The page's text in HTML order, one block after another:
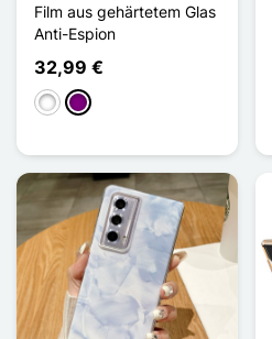
Film aus gehärtetem Glas
Anti-Espion
32,99 €
WeißViolett